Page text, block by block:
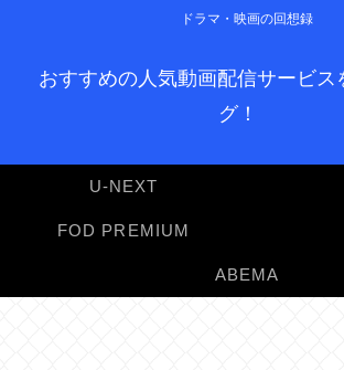
ドラマ・映画の回想録
おすすめの人気動画配信サービス
グ！
U-NEXT
FOD PREMIUM
ABEMA